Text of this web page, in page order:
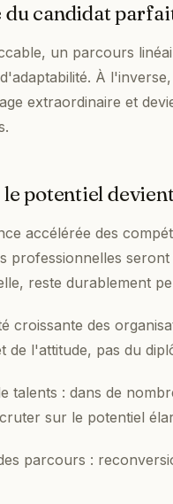
du candidat
un parcours
À
extraordinaire et
potentiel
accélérée des
professionnelles
reste durablement
croissante des
de l'attitude, pas du
talents : dans de
sur le potentiel
parcours :